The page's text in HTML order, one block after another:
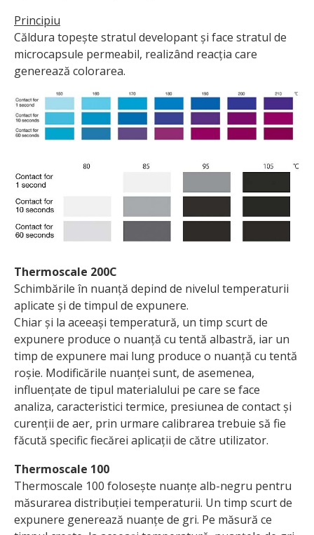
Principiu
Căldura topește stratul developant și face stratul de
microcapsule permeabil, realizând reacția care
generează colorarea.
Thermoscale 200C
Schimbările în nuanță depind de nivelul temperaturii
aplicate și de timpul de expunere.
Chiar și la aceeași tem­peratură, un timp scurt de
expunere produce o nuanță cu tentă albastră, iar un
timp de expunere mai lung produce o nuanță cu tentă
roșie. Modificările nuanței sunt, de asemenea,
influențate de tipul materialului pe care se face
analiza, caracteristici termice, presiunea de contact și
curenții de aer, prin urmare calibrarea trebuie să fie
făcută specific fiecărei aplicații de către utilizator.
Thermoscale 100
Thermoscale 100 folosește nuanțe alb-negru pentru
măsurarea distribuției temperaturii. Un timp scurt de
expunere generează nuanțe de gri. Pe măsură ce